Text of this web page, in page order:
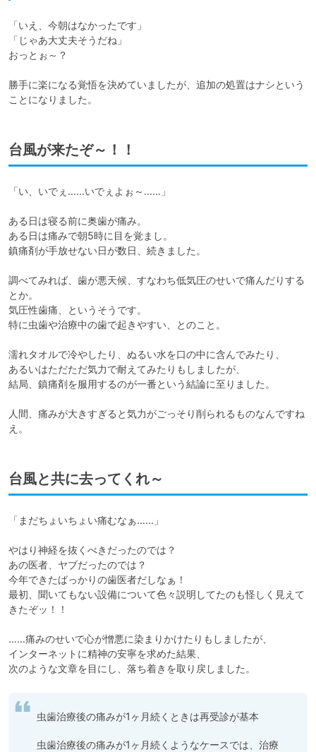
「いえ、今朝はなかったです」
「じゃあ大丈夫そうだね」
おっとぉ～？
勝手に楽になる覚悟を決めていましたが、追加の処置はナシという
ことになりました。
台風が来たぞ～！！
「い、いでぇ……いでぇよぉ～……」
ある日は寝る前に奥歯が痛み。
ある日は痛みで朝5時に目を覚まし。
鎮痛剤が手放せない日が数日、続きました。
調べてみれば、歯が悪天候、すなわち低気圧のせいで痛んだりする
とか。
気圧性歯痛、というそうです。
特に虫歯や治療中の歯で起きやすい、とのこと。
濡れタオルで冷やしたり、ぬるい水を口の中に含んでみたり、
あるいはただただ気力で耐えてみたりもしましたが、
結局、鎮痛剤を服用するのが一番という結論に至りました。
人間、痛みが大きすぎると気力がごっそり削られるものなんですね
え。
台風と共に去ってくれ～
「まだちょいちょい痛むなぁ……」
やはり神経を抜くべきだったのでは？
あの医者、ヤブだったのでは？
今年できたばっかりの歯医者だしなぁ！
最初、聞いてもない設備について色々説明してたのも怪しく見えて
きたぞッ！！
……痛みのせいで心が憎悪に染まりかけたりもしましたが、
インターネットに精神の安寧を求めた結果、
次のような文章を目にし、落ち着きを取り戻しました。
虫歯治療後の痛みが1ヶ月続くときは再受診が基本
虫歯治療後の痛みが1ヶ月続くようなケースでは、治療